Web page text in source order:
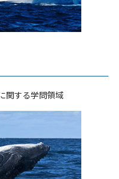
関する学問領域